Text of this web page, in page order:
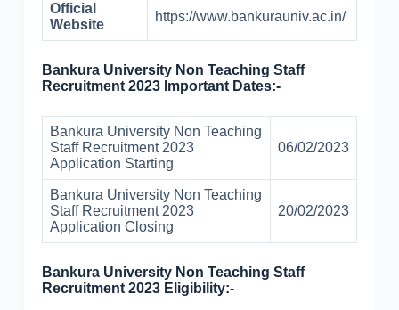
Official
Website
https://www.bankurauniv.ac.in/
Bankura University Non Teaching Staff
Recruitment 2023 Important Dates:-
Bankura University Non Teaching
Staff Recruitment 2023
Application Starting
06/02/2023
Bankura University Non Teaching
Staff Recruitment 2023
Application Closing
20/02/2023
Bankura University Non Teaching Staff
Recruitment 2023 Eligibility:-